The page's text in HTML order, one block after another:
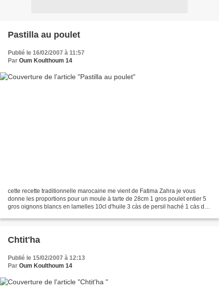
Pastilla au poulet
Publié le 16/02/2007 à 11:57
Par Oum Koulthoum 14
cette recette traditionnelle marocaine me vient de Fatima Zahra je vous
donne les proportions pour un moule à tarte de 28cm 1 gros poulet entier 5
gros oignons blancs en lamelles 10cl d'huile 3 càs de persil haché 1 càs de
Chtit'ha
Publié le 15/02/2007 à 12:13
Par Oum Koulthoum 14